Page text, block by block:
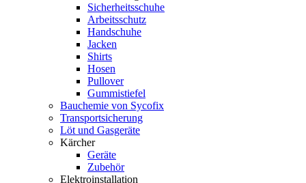
Sicherheitsschuhe
Arbeitsschutz
Handschuhe
Jacken
Shirts
Hosen
Pullover
Gummistiefel
Bauchemie von Sycofix
Transportsicherung
Löt und Gasgeräte
Kärcher
Geräte
Zubehör
Elektroinstallation